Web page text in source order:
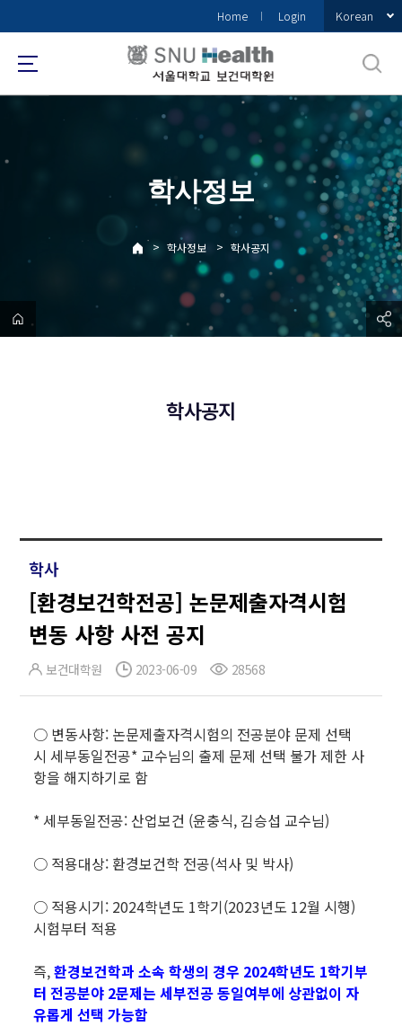
로
메
Home Login Korean
학사정보
> 학사정보 > 학사공지
학사공지
학사
[환경보건학전공] 논문제출자격시험
변동 사항 사전 공지
보건대학원 2023-06-09 28568
○ 변동사항: 논문제출자격시험의 전공분야 문제 선택
시 세부동일전공* 교수님의 출제 문제 선택 불가 제한 사
항을 해지하기로 함
* 세부동일전공: 산업보건 (윤충식, 김승섭 교수님)
○ 적용대상: 환경보건학 전공(석사 및 박사)
○ 적용시기: 2024학년도 1학기(2023년도 12월 시행)
시험부터 적용
즉,환경보건학과 소속 학생의 경우 2024학년도 1학기부
터 전공분야 2문제는 세부전공 동일여부에 상관없이 자
유롭게 선택 가능함